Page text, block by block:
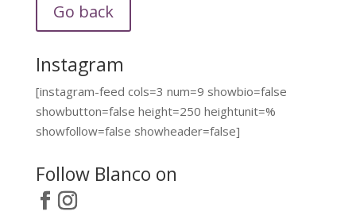
Go back
Instagram
[instagram-feed cols=3 num=9 showbio=false
showbutton=false height=250 heightunit=%
showfollow=false showheader=false]
Follow Blanco on